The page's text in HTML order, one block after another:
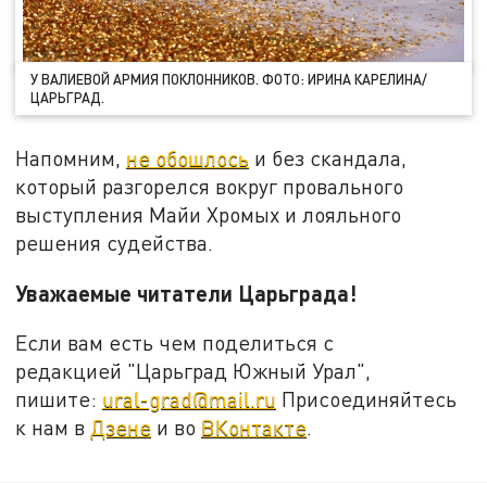
У ВАЛИЕВОЙ АРМИЯ ПОКЛОННИКОВ. ФОТО: ИРИНА КАРЕЛИНА/
ЦАРЬГРАД.
Напомним, не обошлось и без скандала,
который разгорелся вокруг провального
выступления Майи Хромых и лояльного
решения судейства.
Уважаемые читатели Царьграда!
Если вам есть чем поделиться с
редакцией "Царьград Южный Урал",
пишите: ural-grad@mail.ru Присоединяйтесь
к нам в Дзене и во ВКонтакте.